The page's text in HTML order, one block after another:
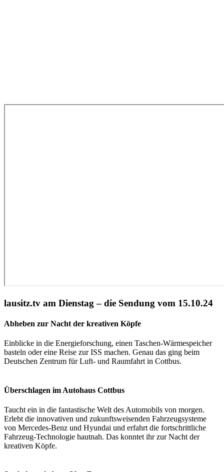
lausitz.tv am Dienstag – die Sendung vom 15.10.24
Abheben zur Nacht der kreativen Köpfe
Einblicke in die Energieforschung, einen Taschen-Wärmespeicher
basteln oder eine Reise zur ISS machen. Genau das ging beim
Deutschen Zentrum für Luft- und Raumfahrt in Cottbus.
Überschlagen im Autohaus Cottbus
Taucht ein in die fantastische Welt des Automobils von morgen.
Erlebt die innovativen und zukunftsweisenden Fahrzeugsysteme
von Mercedes-Benz und Hyundai und erfahrt die fortschrittliche
Fahrzeug-Technologie hautnah. Das konntet ihr zur Nacht der
kreativen Köpfe.